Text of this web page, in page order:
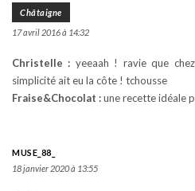
Châtaigne
17 avril 2016 à 14:32
Christelle : yeeaah ! ravie que
simplicité ait eu la côte ! tchousse
Fraise&Chocolat :une recette idéale
MUSE_88_
18 janvier 2020 à 13:55